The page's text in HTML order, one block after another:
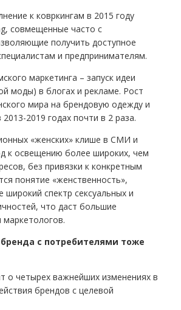
к ковркингам в 2015 году
совмещенные часто с
получить доступное
и предпринимателям.
маркетинга – запуск идеи
моды) в блогах и рекламе. Рост
мира на брендовую одежду и
2019 годах почти в 2 раза.
«женских» клише в СМИ и
к освещению более широких, чем
без привязки к конкретным
понятие «женственность»,
широкий спектр сексуальных и
что даст большие
с потребителями тоже
о четырех важнейших изменениях в
брендов с целевой